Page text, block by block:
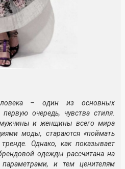
– один из основных
очередь, чувства стиля.
и женщины всего мира
моды, стараются «поймать
Однако, как показывает
одежды рассчитана на
и тем ценителям